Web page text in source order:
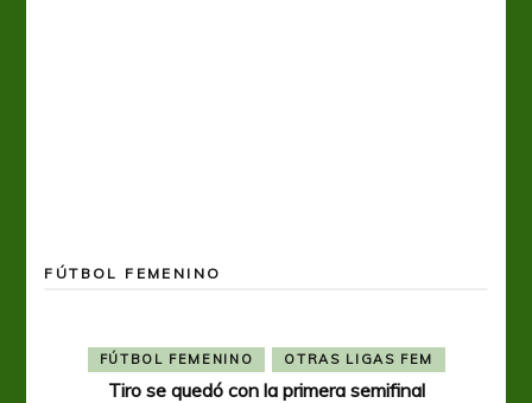
FÚTBOL FEMENINO
FÚTBOL FEMENINO OTRAS LIGAS FEM
Tiro se quedó con la primera semifinal